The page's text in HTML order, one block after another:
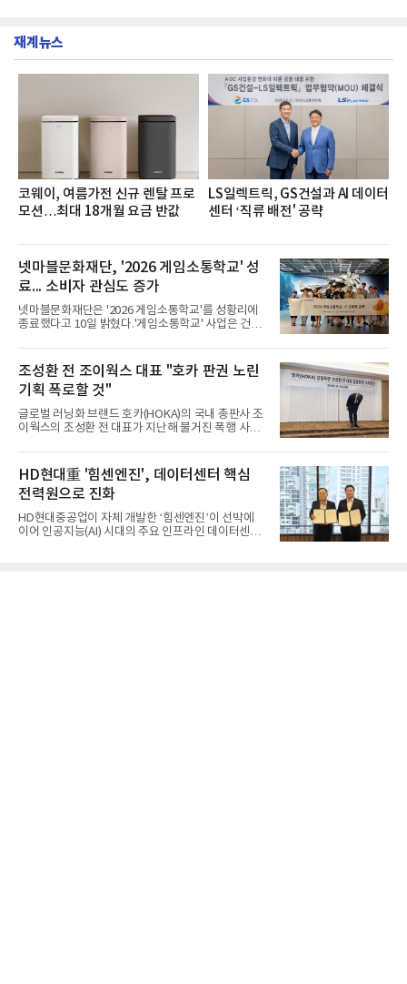
넘
단 18일 만에 누적 판매량 50만 개를 돌파하는 성과를
했다. 자극적이지 않으면서도 깊은 닭육수에 마늘의
개운한 풍미를 더했으며, 국물이 잘 배어들면서도 쫄
깃한 식감이 살아있는 칼국수 면발을 정교하게 구현
했다는게 회사측의 설명이다.실제 현장 시식 행사에
재계뉴스
코웨이, 여름가전 신규 렌탈 프로
모션…최대 18개월 요금 반값
LS일렉트릭, GS건설과 AI 데이터
센터 ‘직류 배전' 공략
넷마블문화재단, '2026 게임소통학교' 성
료... 소비자 관심도 증가
넷마블문화재단은 '2026 게임소통학교'를 성황리에
종료했다고 10일 밝혔다.'게임소통학교' 사업은 건강
학부모를 대상으로 게임의 특성 및 활용법을 알리고
가족 간 소통을 지원하는 프로그램으로 2016년부터
시작됐다.이번 프로그램은 지난달 31일과 이달 8일
두 차례에 걸쳐 진행됐다. 지난달 31일에는 초3~중3
자녀를 둔 보호자를 대상으로 자녀의 게임문화를 이
해하기 위한 보호자 교육이 마련됐으며, 8일에는 1회
차 교육에 참여한 가족 30여 명이 오전팀과 오후팀으
단체 면담을 진
조성환 전 조이웍스 대표 "호카 판권 노린
기획 폭로할 것"
글로벌 러닝화 브랜드 호카(HOKA)의 국내 총판사 조
이웍스의 조성환 전 대표가 지난해 불거진 폭행 사건
도했다고 주장했다. 호카의 판권을 노린 기획에 따른
사건이었다는 것이다. 조 전 대표는 10일 서울 중구
코리아나호텔에서 기자회견을 열고 "잘못한 것은 사
과하고 사실이 아닌 것은 사실이 아니라고 용기 내 말
하겠다"며 "제 잘못으로 불편함을 끼친 점 다시 한번
사과드린다"고 말했다. 그는 "이 자리에 서기까지 8개
월이 걸렸다"며 "그동안 도무지 이해할 수 없는 일들
HD현대重 '힘센엔진', 데이터센터 핵심
전력원으로 진화
HD현대중공업이 자체 개발한 ‘힘센엔진’이 선박에
이어 인공지능(AI) 시대의 주요 인프라인 데이터센터